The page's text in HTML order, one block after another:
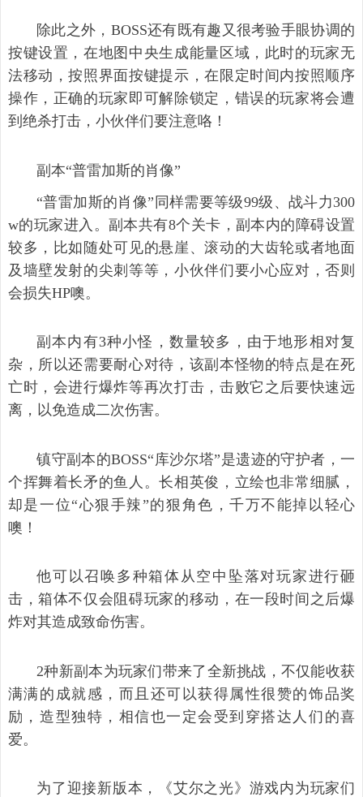
除此之外，BOSS还有既有趣又很考验手眼协调的
按键设置，在地图中央生成能量区域，此时的玩家无
法移动，按照界面按键提示，在限定时间内按照顺序
操作，正确的玩家即可解除锁定，错误的玩家将会遭
到绝杀打击，小伙伴们要注意咯！
副本“普雷加斯的肖像”
“普雷加斯的肖像”同样需要等级99级、战斗力300
w的玩家进入。副本共有8个关卡，副本内的障碍设置
较多，比如随处可见的悬崖、滚动的大齿轮或者地面
及墙壁发射的尖刺等等，小伙伴们要小心应对，否则
会损失HP噢。
副本内有3种小怪，数量较多，由于地形相对复
杂，所以还需要耐心对待，该副本怪物的特点是在死
亡时，会进行爆炸等再次打击，击败它之后要快速远
离，以免造成二次伤害。
镇守副本的BOSS“库沙尔塔”是遗迹的守护者，一
个挥舞着长矛的鱼人。长相英俊，立绘也非常细腻，
却是一位“心狠手辣”的狠角色，千万不能掉以轻心
噢！
他可以召唤多种箱体从空中坠落对玩家进行砸
击，箱体不仅会阻碍玩家的移动，在一段时间之后爆
炸对其造成致命伤害。
2种新副本为玩家们带来了全新挑战，不仅能收获
满满的成就感，而且还可以获得属性很赞的饰品奖
励，造型独特，相信也一定会受到穿搭达人们的喜
爱。
为了迎接新版本，《艾尔之光》游戏内为玩家们